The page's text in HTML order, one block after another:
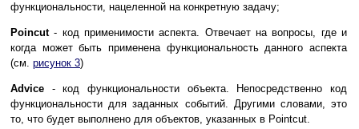
функциональности, нацеленной на конкретную задачу;
Poincut- код применимости аспекта. Отвечает на вопросы, где и
когда может быть применена функциональность данного аспекта
(см. рисунок 3)
Advice - код функциональности объекта. Непосредственно код
функциональности для заданных событий. Другими словами, это
то, что будет выполнено для объектов, указанных в Pointcut.